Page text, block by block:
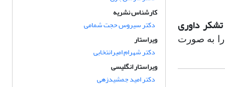
داوری
را به صورت
کارشناس نشریه
دکتر سیروس حجت شمامی
ویراستار
دکتر شهرام امیرانتخابی
ویراستار انگلیسی
دکتر امید جمشیدزهی